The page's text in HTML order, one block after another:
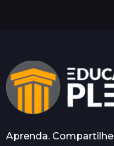
Aprenda.